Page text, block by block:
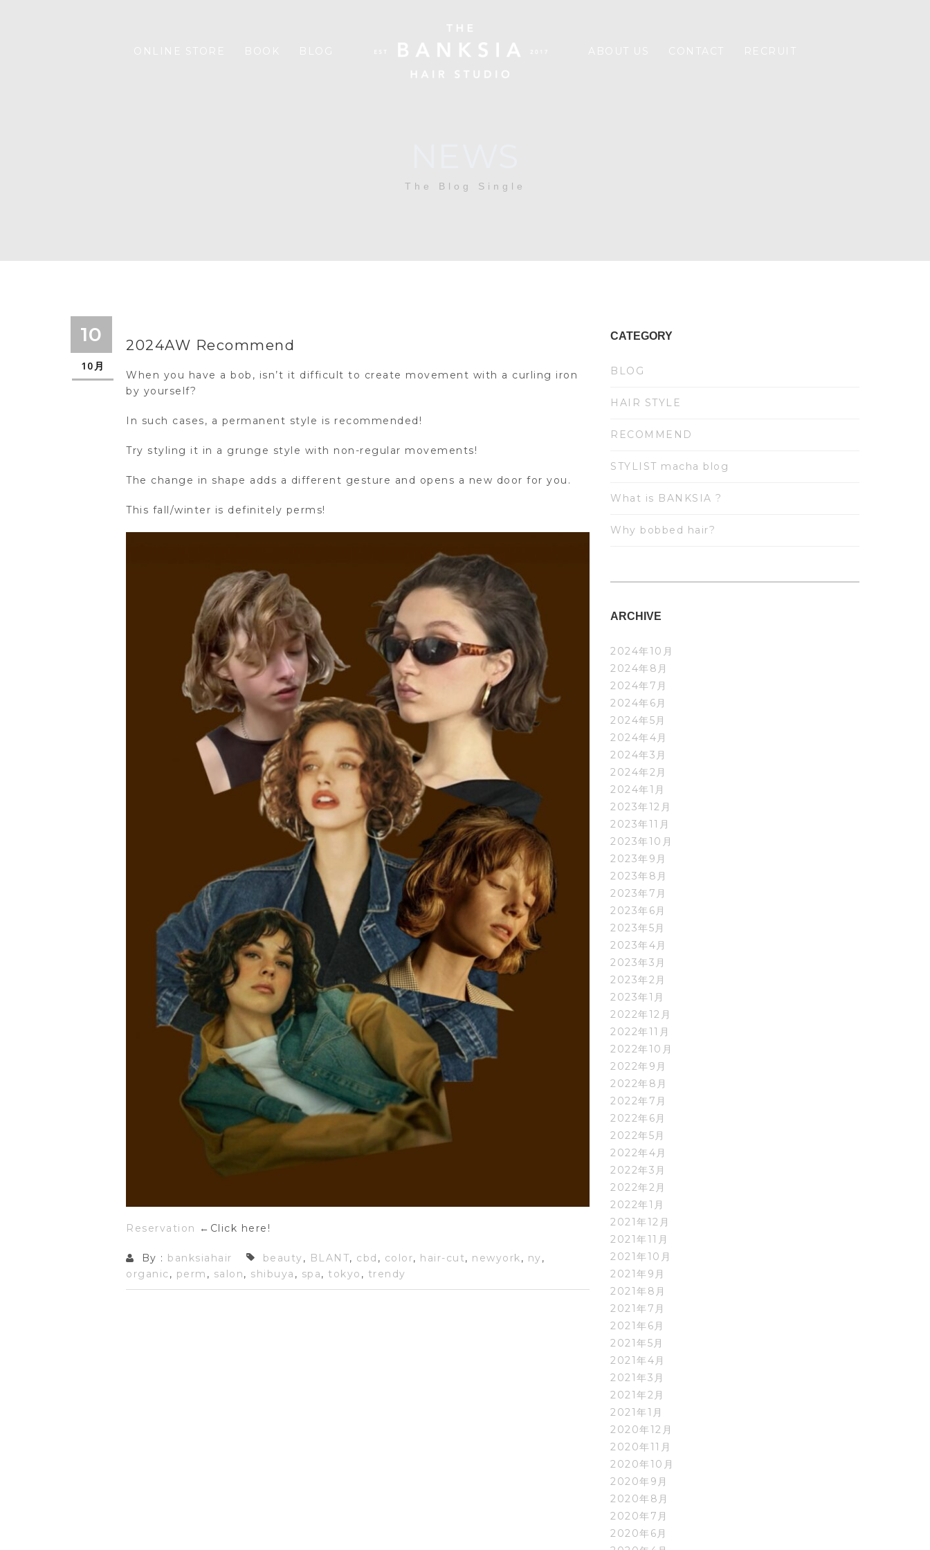
The Blog Single
10
10月
2024AW Recommend
When you have a bob, isn’t it difficult to create movement with a curling iron
by yourself?
In such cases, a permanent style is recommended!
Try styling it in a grunge style with non-regular movements!
The change in shape adds a different gesture and opens a new door for you.
This fall/winter is definitely perms!
Reservation ←Click here!
By : banksiahair beauty, BLANT, cbd , color, hair-cut, newyork , ny,
organic, perm , salon, shibuya , spa, tokyo , trendy
CATEGORY
BLOG
HAIR STYLE
RECOMMEND
STYLIST macha blog
What is BANKSIA ?
Why bobbed hair?
ARCHIVE
2024年10月
2024年8月
2024年7月
2024年6月
2024年5月
2024年4月
2024年3月
2024年2月
2024年1月
2023年12月
2023年11月
2023年10月
2023年9月
2023年8月
2023年7月
2023年6月
2023年5月
2023年4月
2023年3月
2023年2月
2023年1月
2022年12月
2022年11月
2022年10月
2022年9月
2022年8月
2022年7月
2022年6月
2022年5月
2022年4月
2022年3月
2022年2月
2022年1月
2021年12月
2021年11月
2021年10月
2021年9月
2021年8月
2021年7月
2021年6月
2021年5月
2021年4月
2021年3月
2021年2月
2021年1月
2020年12月
2020年11月
2020年10月
2020年9月
2020年8月
2020年7月
2020年6月